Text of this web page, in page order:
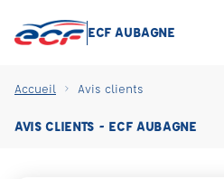
ECF AUBAGNE
Accueil Avis clients
AVIS CLIENTS - ECF AUBAGNE